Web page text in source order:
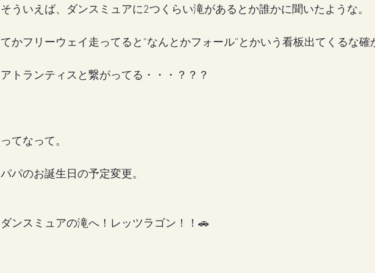
そういえば、ダンスミュアに2つくらい滝があるとか誰かに聞いたような。
てかフリーウェイ走ってると"なんとかフォール”とかいう看板出てくるな確
アトランティスと繋がってる・・・？？？
ってなって。
パパのお誕生日の予定変更。
ダンスミュアの滝へ！レッツラゴン！！🚗